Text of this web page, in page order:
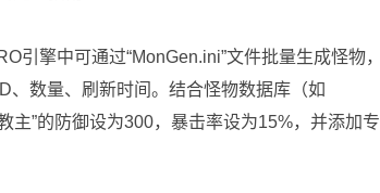
擎中可通过“MonGen.ini”文件批量生成怪物，
数量、刷新时间。结合怪物数据库（如
主”的防御设为300，暴击率设为15%，并添加专